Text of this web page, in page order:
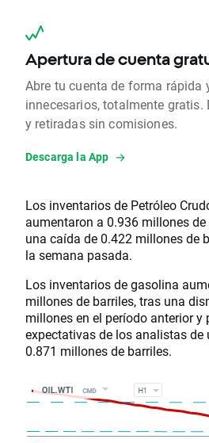
Apertura de cuenta
Abre tu cuenta de forma rápida
innecesarios, totalmente
y retiradas sin comisiones.
Descarga la App
Los inventarios de Petróleo
aumentaron a 0.936 millones
una caída de 0.422 millones de
la semana pasada.
Los inventarios de gasolina
millones de barriles, tras una
millones en el período anterior y
expectativas de los analistas
0.871 millones de barriles.